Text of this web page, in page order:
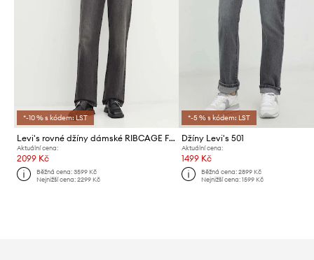
*-10 % s kódem: LST
Levi's rovné džíny dámské RIBCAGE FULL LENGTH
Aktuální cena:
2099 Kč
Běžná cena:3599 Kč
Nejnižší cena:2299 Kč
*-5 % s kódem: LST
Džíny Levi's 501
Aktuální cena:
1499 Kč
Běžná cena: 2899 Kč
Nejnižší cena: 1599 Kč